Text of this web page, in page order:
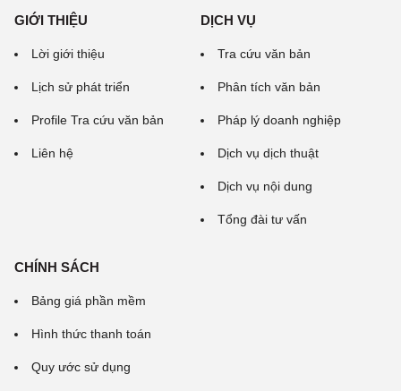
GIỚI THIỆU
Lời giới thiệu
Lịch sử phát triển
Profile Tra cứu văn bản
Liên hệ
DỊCH VỤ
Tra cứu văn bản
Phân tích văn bản
Pháp lý doanh nghiệp
Dịch vụ dịch thuật
Dịch vụ nội dung
Tổng đài tư vấn
CHÍNH SÁCH
Bảng giá phần mềm
Hình thức thanh toán
Quy ước sử dụng